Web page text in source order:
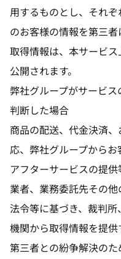
用するものとし、それ
のお客様の情報を第三者
取得情報は、本サービス
公開されます。
弊社グループがサービ
判断した場合
商品の配送、代金決済
応、弊社グループから
アフターサービスの提
業者、業務委託先その
法令等に基づき、裁判
機関から取得情報を提
第三者との紛争解決の